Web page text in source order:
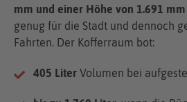
mm und einer Höhe von 1.691 mm
genug für die Stadt und dennoch
Fahrten. Der Kofferraum bot:
405 Liter Volumen bei